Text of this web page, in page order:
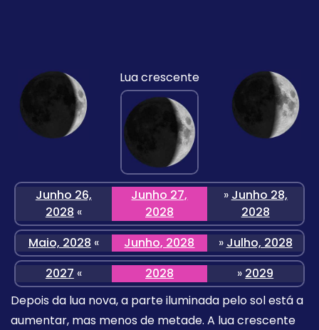
Lua crescente
Junho 26,
2028 «
Junho 27,
2028
» Junho 28,
2028
Maio, 2028 « Junho, 2028 » Julho, 2028
2027 « 2028 » 2029
Depois da lua nova, a parte iluminada pelo sol está a
aumentar, mas menos de metade. A lua crescente